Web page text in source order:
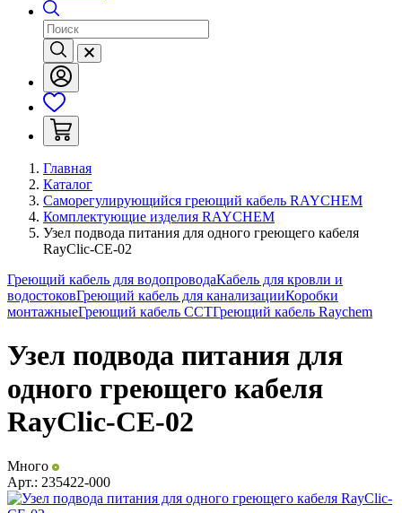
Главная
Каталог
Саморегулирующийся греющий кабель RAYCHEM
Комплектующие изделия RAYCHEM
Узел подвода питания для одного греющего кабеля
RayClic-CE-02
Греющий кабель для водопроводаКабель для кровли и
водостоковГреющий кабель для канализацииКоробки
монтажныеГреющий кабель ССТГреющий кабель Raychem
Узел подвода питания для
одного греющего кабеля
RayClic-CE-02
Много
Арт.: 235422-000